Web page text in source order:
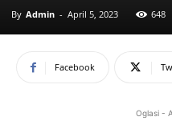
By Admin - April 5, 2023 648
Facebook
Oglasi -